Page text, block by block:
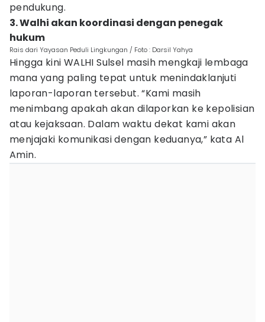
pendukung.
3. Walhi akan koordinasi dengan penegak
hukum
Rais dari Yayasan Peduli Lingkungan / Foto : Darsil Yahya
Hingga kini WALHI Sulsel masih mengkaji lembaga
mana yang paling tepat untuk menindaklanjuti
laporan-laporan tersebut. “Kami masih
menimbang apakah akan dilaporkan ke kepolisian
atau kejaksaan. Dalam waktu dekat kami akan
menjajaki komunikasi dengan keduanya,” kata Al
Amin.